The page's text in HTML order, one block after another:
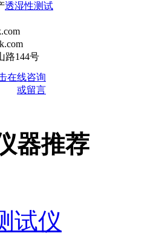
透湿性测试
路144号
器推荐
试仪